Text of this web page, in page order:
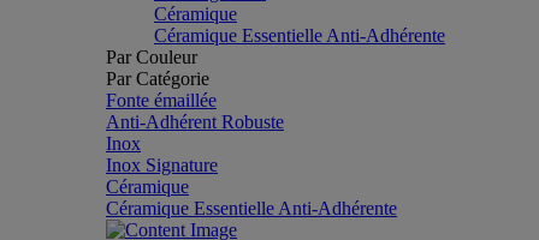
Céramique
Céramique Essentielle Anti-Adhérente
Par Couleur
Par Catégorie
Fonte émaillée
Anti-Adhérent Robuste
Inox
Inox Signature
Céramique
Céramique Essentielle Anti-Adhérente